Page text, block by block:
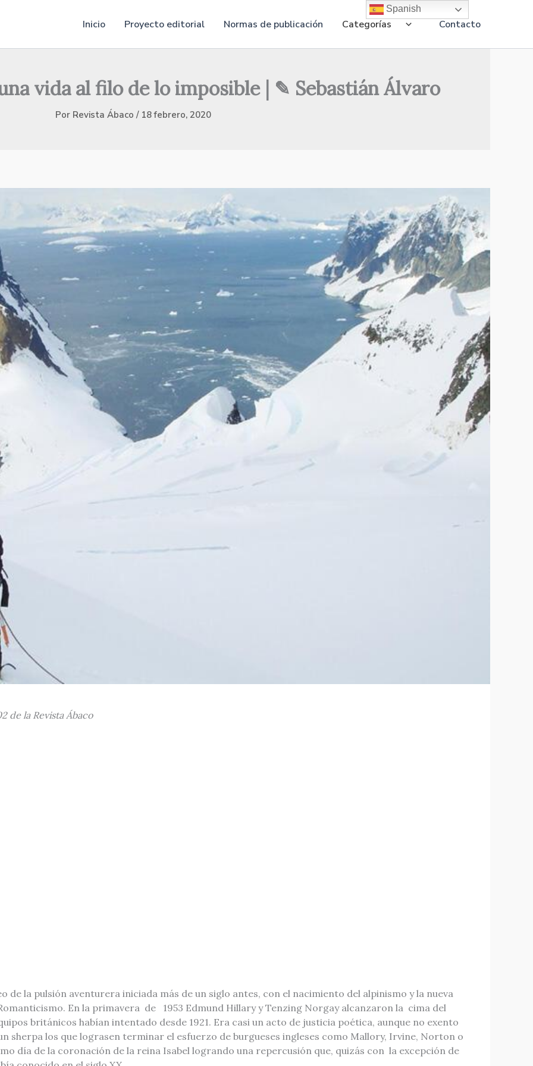
Inicio Proyecto editorial Normas de publicación Categorías Contacto
vida al filo de lo imposible | ✎ Sebastián Álvaro
Por Revista Ábaco / 18 febrero, 2020
de la Revista Ábaco
de la pulsión aventurera iniciada más de un siglo antes, con el nacimiento del alpinismo y la nueva
En la primavera de 1953 Edmund Hillary y Tenzing Norgay alcanzaron la cima del
británicos habían intentado desde 1921. Era casi un acto de justicia poética, aunque no exento
sherpa los que lograsen terminar el esfuerzo de burgueses ingleses como Mallory, Irvine, Norton o
día de la coronación de la reina Isabel logrando una repercusión que, quizás con la excepción de
Spanish